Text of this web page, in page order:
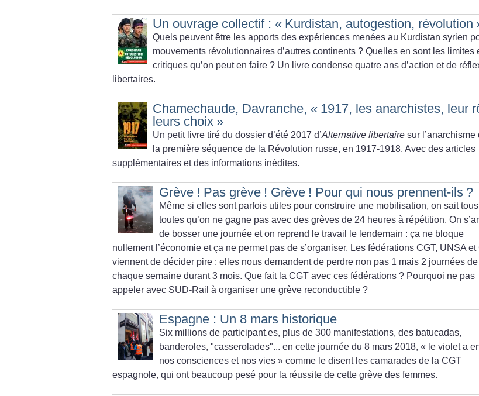
Un ouvrage collectif : « Kurdistan, autogestion, révolution
Quels peuvent être les apports des expériences menées au Kurdistan syrien
mouvements révolutionnaires d’autres continents ? Quelles en sont les limites
critiques qu’on peut en faire ? Un livre condense quatre ans d’action et de
libertaires.
Chamechaude, Davranche, « 1917, les anarchistes, leur
leurs choix »
Un petit livre tiré du dossier d’été 2017 d’Alternative libertaire sur l’anarchisme
la première séquence de la Révolution russe, en 1917-1918. Avec des articles
supplémentaires et des informations inédites.
Grève ! Pas grève ! Grève ! Pour qui nous prennent-ils ?
Même si elles sont parfois utiles pour construire une mobilisation, on sait
toutes qu’on ne gagne pas avec des grèves de 24 heures à répétition. On
de bosser une journée et on reprend le travail le lendemain : ça ne bloque
nullement l’économie et ça ne permet pas de s’organiser. Les fédérations CGT, UNSA
viennent de décider pire : elles nous demandent de perdre non pas 1 mais 2 journées
chaque semaine durant 3 mois. Que fait la CGT avec ces fédérations ? Pourquoi ne pas
appeler avec SUD-Rail à organiser une grève reconductible ?
Espagne : Un 8 mars historique
Six millions de participant.es, plus de 300 manifestations, des batucadas,
banderoles, "casserolades"... en cette journée du 8 mars 2018, « le violet a
nos consciences et nos vies » comme le disent les camarades de la CGT
espagnole, qui ont beaucoup pesé pour la réussite de cette grève des femmes.